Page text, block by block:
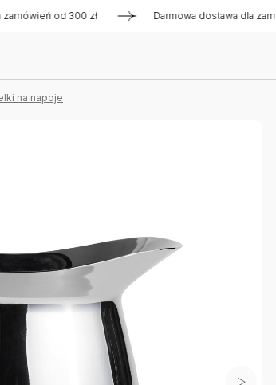
od 300 zł Darmowa dostawa dla
na napoje